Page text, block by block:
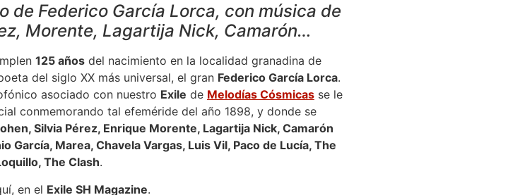
de Federico García Lorca, con música de
Morente, Lagartija Nick, Camarón…
125 añosdel nacimiento en la localidad granadina de
del siglo XX más universal, el gran Federico García Lorca.
asociado con nuestro Exile de Melodías Cósmicasse le
conmemorando tal efeméride del año 1898, y donde se
Silvia Pérez, Enrique Morente, Lagartija Nick, Camarón
García, Marea, Chavela Vargas, Luis Vil, Paco de Lucía, The
The Clash.
en el Exile SH Magazine.